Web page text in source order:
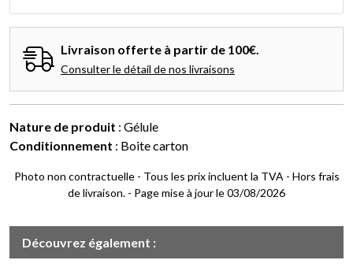
Livraison offerte à partir de 100€.
Consulter le détail de nos livraisons
Nature de produit : Gélule
Conditionnement : Boite carton
Photo non contractuelle - Tous les prix incluent la TVA - Hors frais
de livraison. - Page mise à jour le 03/08/2026
Découvrez également :